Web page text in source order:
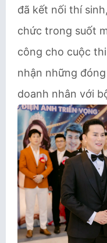
đã kết nối thí
chức trong suốt
công cho cuộc
nhận những
doanh nhân với